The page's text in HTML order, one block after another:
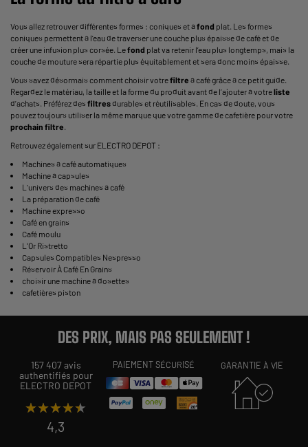
Vous allez retrouver différentes formes : coniques et àfond plat. Les formes
coniques permettent à l’eau de traverser une couche plus épaisse de café et de
créer une infusion plus corsée. Lefond plat va retenir l’eau plus longtemps, mais la
couche de mouture sera répartie plus équitablement et sera donc moins épaisse.
Vous savez désormais comment choisir votrefiltre à café grâce à ce petit guide.
Regardez le matériau, la taille et la forme du produit avant de l’ajouter à votreliste
d’achats. Préférez des filtresdurables et réutilisables. En cas de doute, vous
pouvez toujours utiliser la même marque que votregamme de cafetière pour votre
prochain filtre
Retrouvez également sur ELECTRO DEPOT :
Machines à café automatiques
Machine à capsules
L’univers des machines à café
La préparation de café
Machine expresso
Café en grains
Café moulu
L'Or Ristretto
Capsules Compatibles Nespresso
Réservoir À Café En Grains
choisir une machine à dosettes
cafetières piston
DES PRIX, MAIS PAS SEULEMENT !
157 407 avis
authentifiés pour
ELECTRO DEPOT
★★★★★
★★★★★
4,3
PAIEMENT SÉCURISÉ GARANTIE À VIE